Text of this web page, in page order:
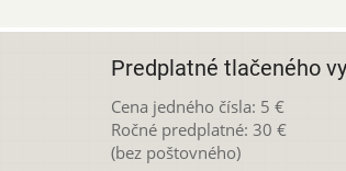
Predplatné tlačeného
Cena jedného čísla: 5 €
Ročné predplatné: 30 €
(bez poštovného)